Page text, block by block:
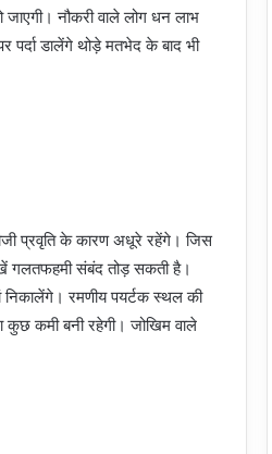
जाएगी। नौकरी वाले लोग धन लाभ
पर्दा डालेंगे थोड़े मतभेद के बाद भी
प्रवृति के कारण अधूरे रहेंगे। जिस
गलतफहमी संबंद तोड़ सकती है।
निकालेंगे। रमणीय पयर्टक स्थल की
कुछ कमी बनी रहेगी। जोखिम वाले